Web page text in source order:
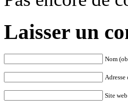
Laisser un
Nom
Adresse
Site web